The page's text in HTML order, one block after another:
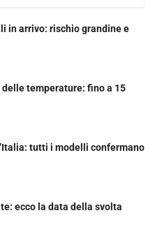
in arrivo: rischio grandine e
temperature: fino a 15
tutti i modelli confermano
ecco la data della svolta